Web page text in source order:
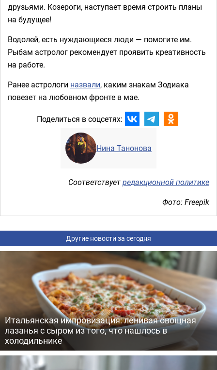
друзьями. Козероги, наступает время строить планы
на будущее!
Водолей, есть нуждающиеся люди — помогите им.
Рыбам астролог рекомендует проявить креативность
на работе.
Ранее астрологи назвали, каким знакам Зодиака
повезет на любовном фронте в мае.
Поделиться в соцсетях:
Нина Танонова
Соответствуетредакционной политике
Фото: Freepik
Другие новости за сегодня
Итальянская импровизация: ленивая овощная
лазанья с сыром из того, что нашлось в
холодильнике